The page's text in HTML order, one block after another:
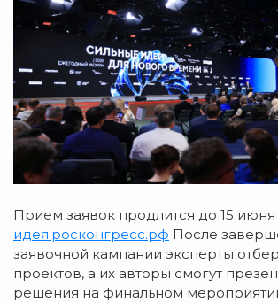
Прием заявок продлится до 15
идея.росконгресс.рф После
заявочной кампании эксперты
проектов, а их авторы смогут
решения на финальном